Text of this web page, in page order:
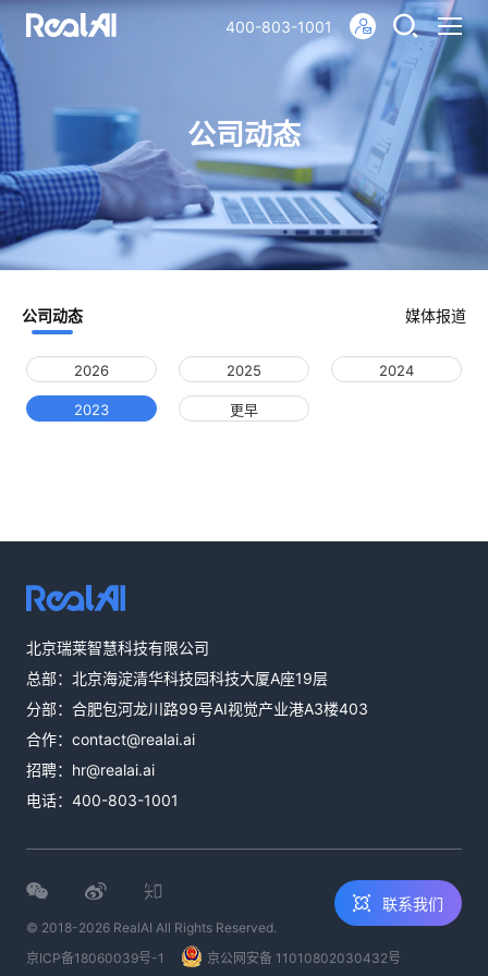
400-803-1001
公司动态
公司动态 媒体报道
2026 2025 2024
2023 更早
北京瑞莱智慧科技有限公司
总部：北京海淀清华科技园科技大厦A座19层
分部：合肥包河龙川路99号AI视觉产业港A3楼403
合作： contact@realai.ai
招聘： hr@realai.ai
电话： 400-803-1001
© 2018-2026 RealAI All Rights Reserved.
京ICP备18060039号-1
京公网安备 11010802030432号
联系我们
邮件咨询
contact@realai.ai